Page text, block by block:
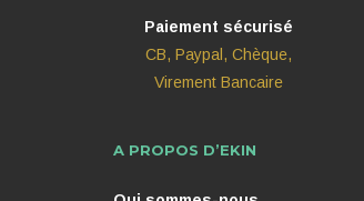
Paiement sécurisé
CB, Paypal, Chèque,
Virement Bancaire
A PROPOS D’EKIN